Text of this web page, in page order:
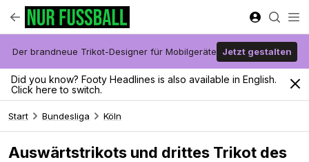
Der brandneue Trikot-Designer für Mobilgeräte Jetzt gestalten
Did you know? Footy Headlines is also available in English.
Click here to switch.
Start Bundesliga Köln
Auswärtstrikots und drittes Trikot des